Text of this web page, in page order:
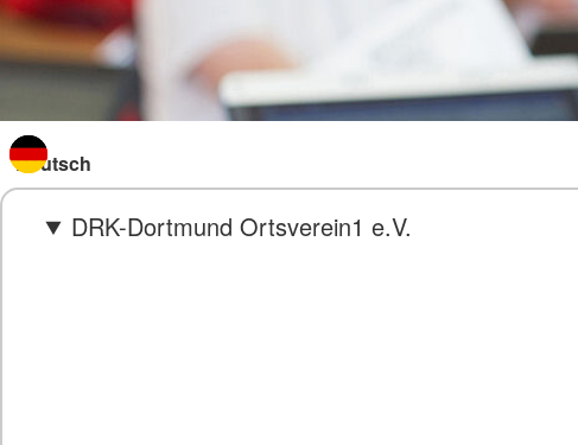
Sprache wechseln zu
DRK-Dortmund Ortsverein1 e.V.